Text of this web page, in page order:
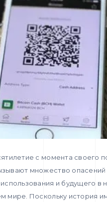
с момента своего
множество опасений
и будущего в
мире. Поскольку история